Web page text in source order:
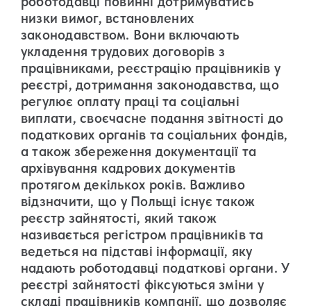
низки вимог, встановлених
законодавством. Вони включають
укладення трудових договорів з
працівниками, реєстрацію працівників у
реєстрі, дотримання законодавства, що
регулює оплату праці та соціальні
виплати, своєчасне подання звітності до
податкових органів та соціальних фондів,
а також збереження документації та
архівування кадрових документів
протягом декількох років. Важливо
відзначити, що у Польщі існує також
реєстр зайнятості, який також
називається регістром працівників та
ведеться на підставі інформації, яку
надають роботодавці податкові органи. У
реєстрі зайнятості фіксуються зміни у
складі працівників компанії, що дозволяє